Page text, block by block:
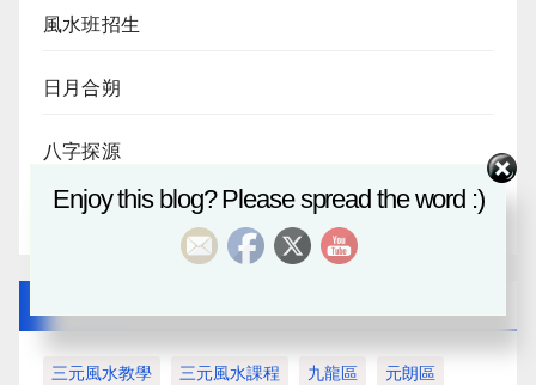
風水班招生
日月合朔
八字探源
血月
三元風水教學 三元風水課程 九龍區 元朗區
Enjoy this blog? Please spread the word :)